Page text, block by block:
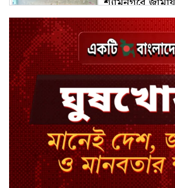
ঢাকায় হালকা
পারে তাপমাত্রা
মন্ত্রী-এমপিদের
আইফোন চুরি
সিরাজগঞ্জে বাস
নিহত ২